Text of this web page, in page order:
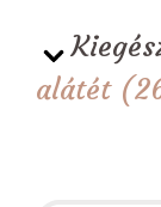
alátét